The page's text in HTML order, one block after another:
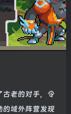
古老的对手，令
的域外阵营发现